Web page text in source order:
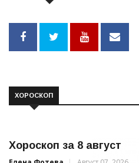
ХОРОСКОП
Хороскоп за 8 август